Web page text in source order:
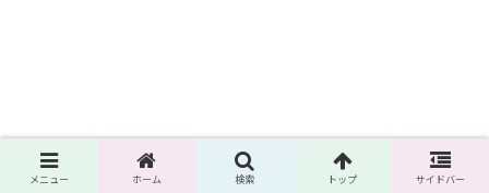
メニュー ホーム 検索 トップ サイドバー